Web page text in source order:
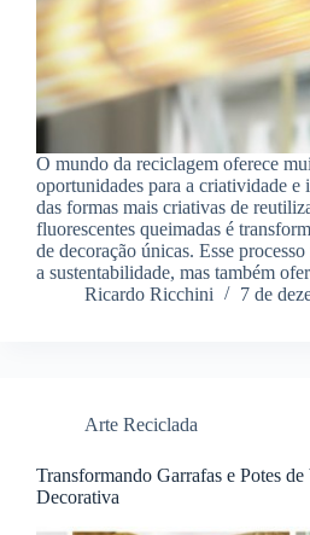
O mundo da reciclagem oferece
oportunidades para a criatividade e
das formas mais criativas de
fluorescentes queimadas é
de decoração únicas. Esse
a sustentabilidade, mas também
Ricardo Ricchini
7 de
Arte Reciclada
Transformando Garrafas e Potes
Decorativa